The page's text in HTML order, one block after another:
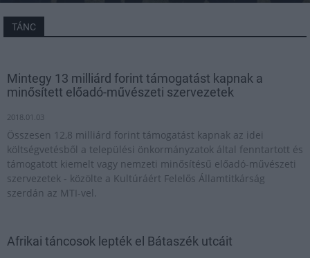
TÁNC
Mintegy 13 milliárd forint támogatást kapnak a
minősített előadó-művészeti szervezetek
2018.01.03
Összesen 12,8 milliárd forint támogatást kapnak az idei
költségvetésből a települési önkormányzatok által fenntartott és
támogatott kiemelt vagy nemzeti minősítésű előadó-művészeti
szervezetek - közölte a Kultúráért Felelős Államtitkárság
szerdán az MTI-vel.
Afrikai táncosok lepték el Bátaszék utcáit